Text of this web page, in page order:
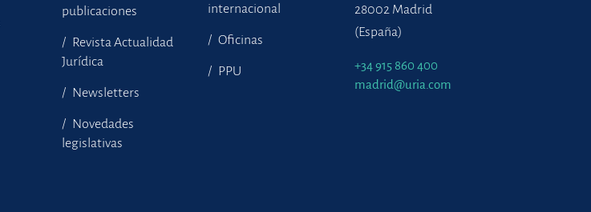
publicaciones
Revista Actualidad
Jurídica
Newsletters
Novedades
legislativas
internacional
Oficinas
PPU
28002 Madrid
(España)
+34 915 860 400
madrid@uria.com